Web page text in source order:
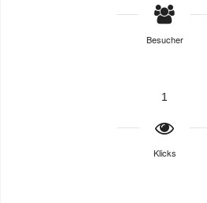
Besucher
1
Klicks